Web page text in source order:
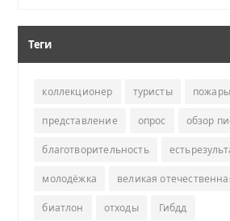
Теги
коллекционер туристы пожары
представление опрос обзор
благотворительность
молодёжка великая
биатлон отходы Гибдд